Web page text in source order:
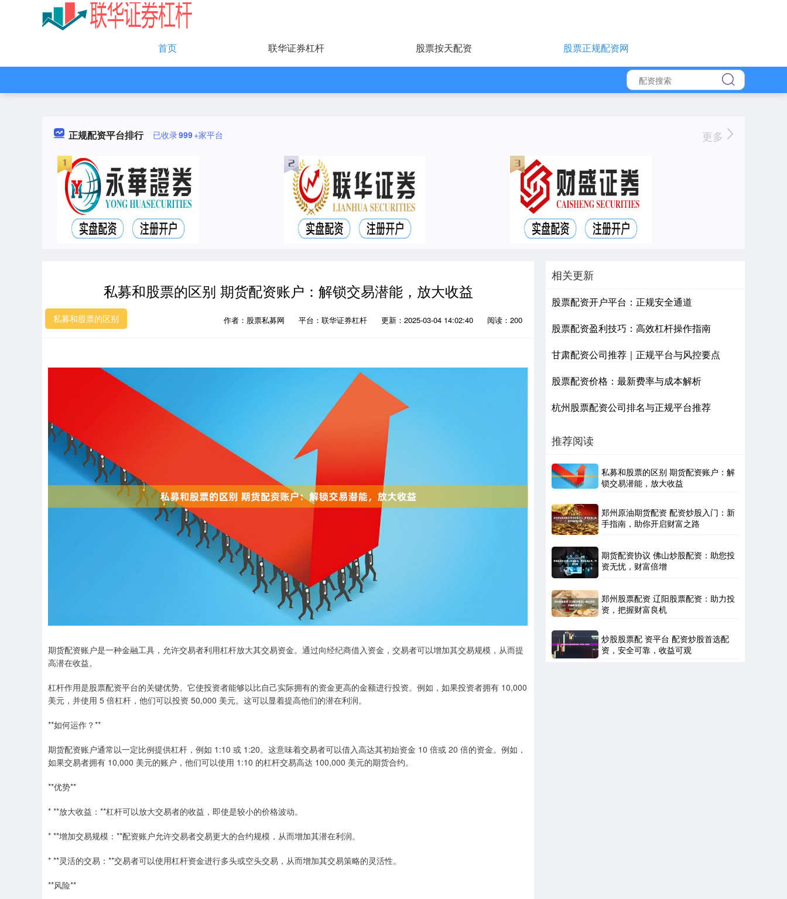
首页 联华证券杠杆 股票按天配资 股票正规配资网
正规配资平台排行 已收录999+家平台 更多
私募和股票的区别 期货配资账户：解锁交易潜能，放大收益
私募和股票的区别 作者：股票私募网 平台：联华证券杠杆 更新：2025-03-04 14:02:40 阅读：200
期货配资账户是一种金融工具，允许交易者利用杠杆放大其交易资金。通过向经纪商借入资金，交易者可以增加其交易规模，从而提
高潜在收益。
杠杆作用是股票配资平台的关键优势。它使投资者能够以比自己实际拥有的资金更高的金额进行投资。例如，如果投资者拥有 10,000
美元，并使用 5 倍杠杆，他们可以投资 50,000 美元。这可以显着提高他们的潜在利润。
**如何运作？**
期货配资账户通常以一定比例提供杠杆，例如 1:10 或 1:20。这意味着交易者可以借入高达其初始资金 10 倍或 20 倍的资金。例如，
如果交易者拥有 10,000 美元的账户，他们可以使用 1:10 的杠杆交易高达 100,000 美元的期货合约。
**优势**
* **放大收益：**杠杆可以放大交易者的收益，即使是较小的价格波动。
* **增加交易规模：**配资账户允许交易者交易更大的合约规模，从而增加其潜在利润。
* **灵活的交易：**交易者可以使用杠杆资金进行多头或空头交易，从而增加其交易策略的灵活性。
**风险**
相关更新
股票配资开户平台：正规安全通道
股票配资盈利技巧：高效杠杆操作指南
甘肃配资公司推荐｜正规平台与风控要点
股票配资价格：最新费率与成本解析
杭州股票配资公司排名与正规平台推荐
推荐阅读
私募和股票的区别 期货配资账户：解
锁交易潜能，放大收益
郑州原油期货配资 配资炒股入门：新
手指南，助你开启财富之路
期货配资协议 佛山炒股配资：助您投
资无忧，财富倍增
郑州股票配资 辽阳股票配资：助力投
资，把握财富良机
炒股股票配 资平台 配资炒股首选配
资，安全可靠，收益可观